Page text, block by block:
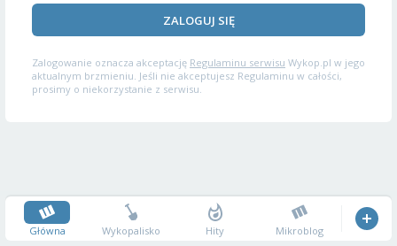
ZALOGUJ SIĘ
Zalogowanie oznacza akceptację Regulaminu serwisu Wykop.pl w jego
aktualnym brzmieniu. Jeśli nie akceptujesz Regulaminu w całości,
prosimy o niekorzystanie z serwisu.
Główna Wykopalisko Hity Mikroblog